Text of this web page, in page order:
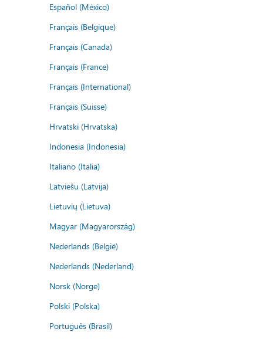
Español (México)
Français (Belgique)
Français (Canada)
Français (France)
Français (International)
Français (Suisse)
Hrvatski (Hrvatska)
Indonesia (Indonesia)
Italiano (Italia)
Latviešu (Latvija)
Lietuvių (Lietuva)
Magyar (Magyarország)
Nederlands (België)
Nederlands (Nederland)
Norsk (Norge)
Polski (Polska)
Português (Brasil)